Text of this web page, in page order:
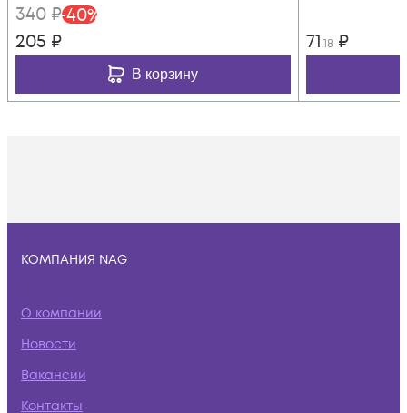
340 ₽-40%
205 ₽
В корзину
71,18 ₽
КОМПАНИЯ NAG
О компании
Новости
Вакансии
Контакты